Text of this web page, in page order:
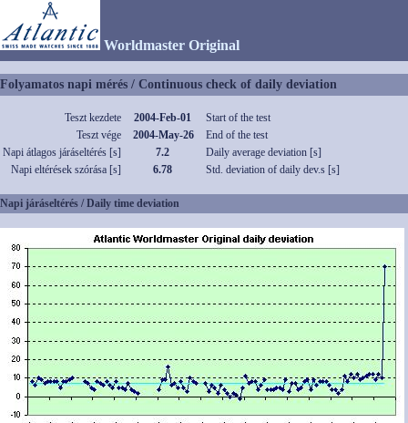
Worldmaster Original
Folyamatos napi mérés / Continuous check of daily deviation
Teszt kezdete 2004-Feb-01
Start of the test
Teszt vége
2004-May-26
End of the test
Napi átlagos járáseltérés [s]
7.2
Daily average deviation [s]
Napi eltérések szórása [s]
6.78 Std. deviation of daily dev.s [s]
Napi járáseltérés / Daily time deviation